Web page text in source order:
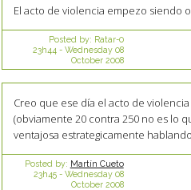
El acto de violencia empezo siendo
Posted by: Ratar-0
23h44 - Wednesday 08
October 2008
Creo que ese día el acto de
(obviamente 20 contra 250 no es lo
ventajosa estrategicamente
Posted by: Martín Cueto
23h45- Wednesday 08
October 2008